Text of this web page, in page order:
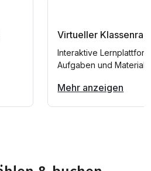
Virtueller
Interaktive
Aufgaben und
Mehr anzeigen